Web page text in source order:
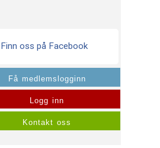
Finn oss på Facebook
Få medlemslogginn
Logg inn
Kontakt oss